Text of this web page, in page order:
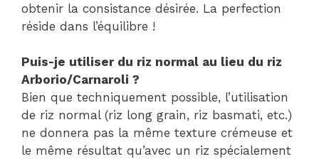
obtenir la consistance désirée. La perfection
réside dans l’équilibre !
Puis-je utiliser du riz normal au lieu du riz
Arborio/Carnaroli ?
Bien que techniquement possible, l’utilisation
de riz normal (riz long grain, riz basmati, etc.)
ne donnera pas la même texture crémeuse et
le même résultat qu’avec un riz spécialement